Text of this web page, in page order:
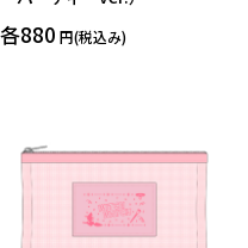
各880 円(税込み)